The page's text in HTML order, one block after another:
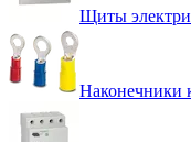
Щиты
Наконечники